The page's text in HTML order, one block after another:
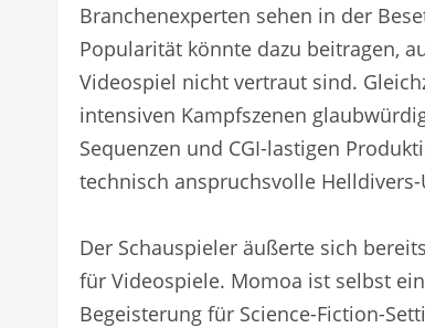
Branchenexperten sehen in der
Popularität könnte dazu beitragen,
Videospiel nicht vertraut sind.
intensiven Kampfszenen
Sequenzen und CGI-lastigen
technisch anspruchsvolle
Der Schauspieler äußerte sich
für Videospiele. Momoa ist selbst
Begeisterung für Science-Fiction-